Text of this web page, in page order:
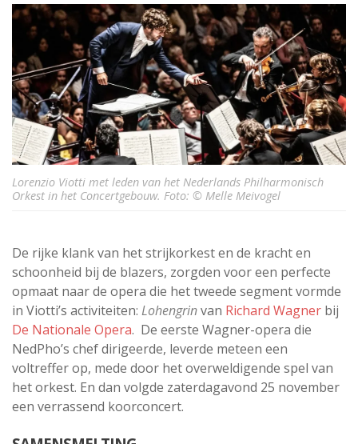
Lorenzio Viotti met leden van het Nederlands Philharmonisch
Orkest in het Concertgebouw. Foto: © Melle Meivogel
De rijke klank van het strijkorkest en de kracht en
schoonheid bij de blazers, zorgden voor een perfecte
opmaat naar de opera die het tweede segment vormde
in Viotti’s activiteiten: Lohengrinvan Richard Wagner bij
De Nationale Opera. De eerste Wagner-opera die
NedPho’s chef dirigeerde, leverde meteen een
voltreffer op, mede door het overweldigende spel van
het orkest. En dan volgde zaterdagavond 25 november
een verrassend koorconcert.